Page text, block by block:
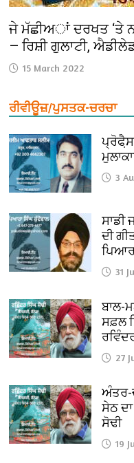
ਜੇ ਮੱਛੀਅਾਂ ਦਰਖਤ ‘ਤੇ
— ਰਿਸ਼ੀ ਗੁਲਾਟੀ,
15 March 2022
ਰੀਵੀਊਜ਼/ਪੁਸਤਕ-ਚਰਚਾ
3
ਸਾਡੀ
ਦੀ
31
ਬਾਲ-
ਸਫ਼ਲ
27
ਅੰਤਰ-
ਸੇਠ
ਸੋਢੀ
19